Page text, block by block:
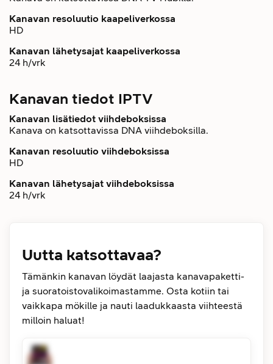
Kanavan resoluutio kaapeliverkossa
HD
Kanavan lähetysajat kaapeliverkossa
24 h/vrk
Kanavan tiedot IPTV
Kanavan lisätiedot viihdeboksissa
Kanava on katsottavissa DNA viihdeboksilla.
Kanavan resoluutio viihdeboksissa
HD
Kanavan lähetysajat viihdeboksissa
24 h/vrk
Uutta katsottavaa?
Tämänkin kanavan löydät laajasta kanavapaketti-
ja suoratoistovalikoimastamme. Osta kotiin tai
vaikkapa mökille ja nauti laadukkaasta viihteestä
milloin haluat!